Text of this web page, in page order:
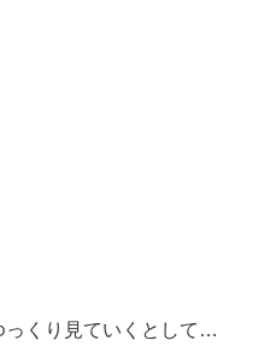
っくり見ていくとして…